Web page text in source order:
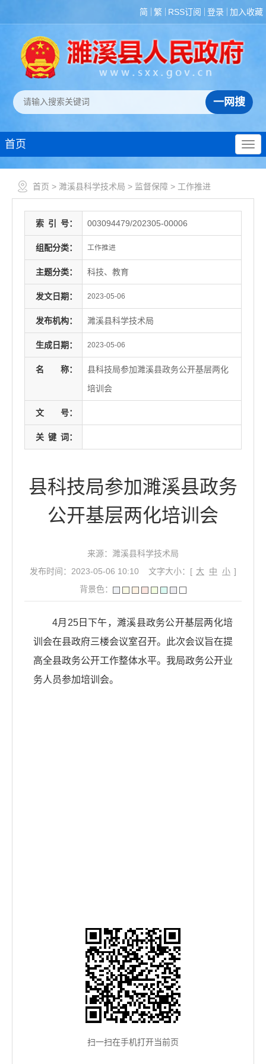
简 繁 RSS订阅 登录 加入收藏
首页
首页 > 濉溪县科学技术局 > 监督保障 > 工作推进
索 引 号： 003094479/202305-00006
组配分类： 工作推进
主题分类： 科技、教育
发文日期： 2023-05-06
发布机构： 濉溪县科学技术局
生成日期： 2023-05-06
名 称：
县科技局参加濉溪县政务公开基层两化
培训会
文 号：
关 键 词：
县科技局参加濉溪县政务
公开基层两化培训会
来源：濉溪县科学技术局
发布时间：2023-05-06 10:10
文字大小：[ 大 中 小 ]
背景色：
4月25日下午，濉溪县政务公开基层两化培
训会在县政府三楼会议室召开。此次会议旨在提
高全县政务公开工作整体水平。我局政务公开业
务人员参加培训会。
扫一扫在手机打开当前页